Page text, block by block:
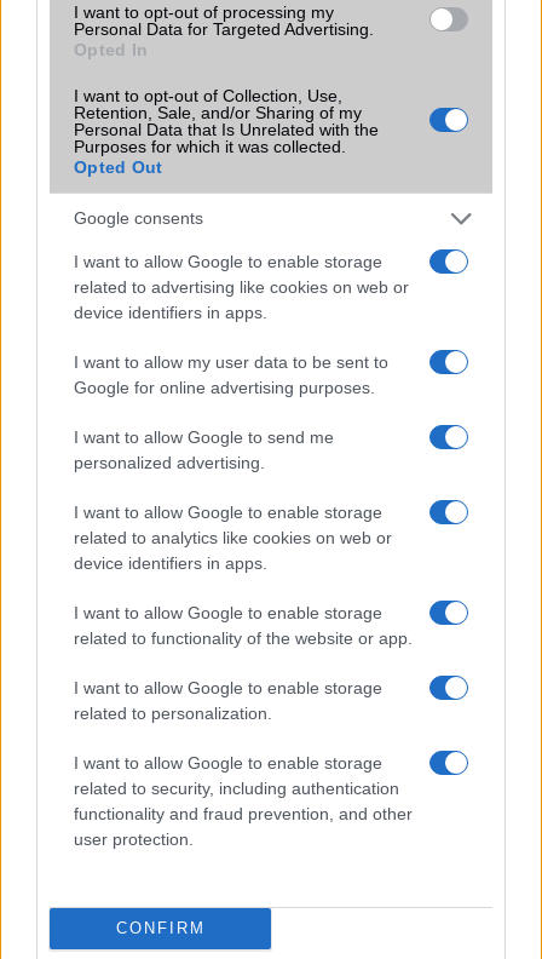
I want to opt-out of processing my
Personal Data for Targeted Advertising.
Opted In
I want to opt-out of Collection, Use,
Retention, Sale, and/or Sharing of my
Personal Data that Is Unrelated with the
Purposes for which it was collected.
Opted Out
Google consents
I want to allow Google to enable storage
related to advertising like cookies on web or
device identifiers in apps.
I want to allow my user data to be sent to
Google for online advertising purposes.
I want to allow Google to send me
personalized advertising.
I want to allow Google to enable storage
related to analytics like cookies on web or
device identifiers in apps.
I want to allow Google to enable storage
related to functionality of the website or app.
I want to allow Google to enable storage
related to personalization.
I want to allow Google to enable storage
related to security, including authentication
functionality and fraud prevention, and other
user protection.
CONFIRM
KAPCSOLÓDÓ HÍREK
bemutatójáról tudni érdemes
Forradalmi újdonság: az AirPods Pro 3 már élő fordítást
kínál a füledbe
Megérkezett az AirPods Pro 3: jobb hangzás, szívmonitor
AirPods Pro 3: kényelmetlenből kényelmes? Így változott a
viselési élmény idővel
Az új AirPods Pro 3 UWB chipje megkönnyíti a fejhallgató
megtalálását akár 1,5-szer nagyobb távolságból
Jelentősen nagyobb akkumulátort kaphat az iPhone 18 Pro
Max – új szivárgás érkezett
modellek már telepíthetik
Hatalmas megújulás jöhet az iPad mininél – OLED
További hírek
Számos népszerű Samsung Galaxy készülék kimarad a One
UI 9 frissítésből – itt a lista az érintett modellekről
Az Android rejtett automatizmusai: hat funkció, amely